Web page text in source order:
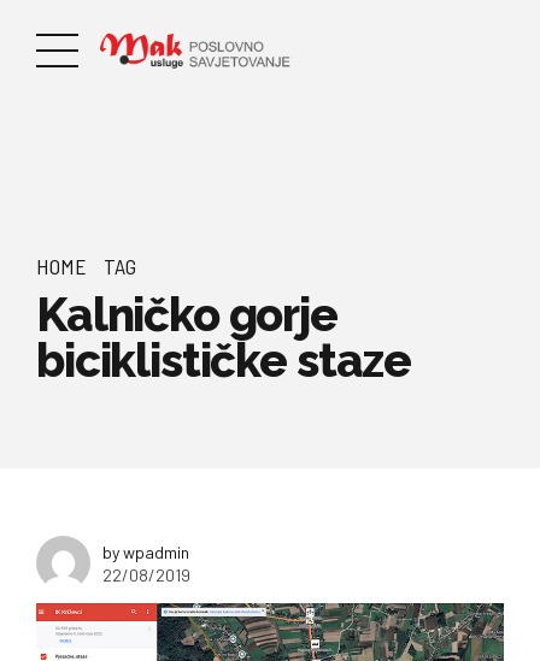
HOME TAG
Kalničko gorje
biciklističke staze
by wpadmin
22/08/2019